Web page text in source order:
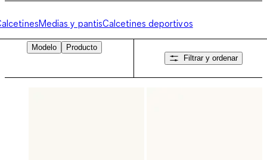
Medias y pantisCalcetines deportivos
Modelo
Producto
Filtrar y ordenar